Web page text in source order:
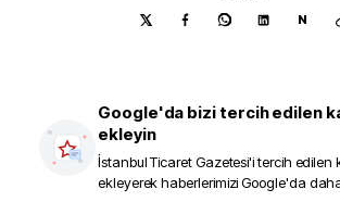
N
Google'da bizi tercih edilen
ekleyin
İstanbul Ticaret Gazetesi'i tercih edilen
ekleyerek haberlerimizi Google'da